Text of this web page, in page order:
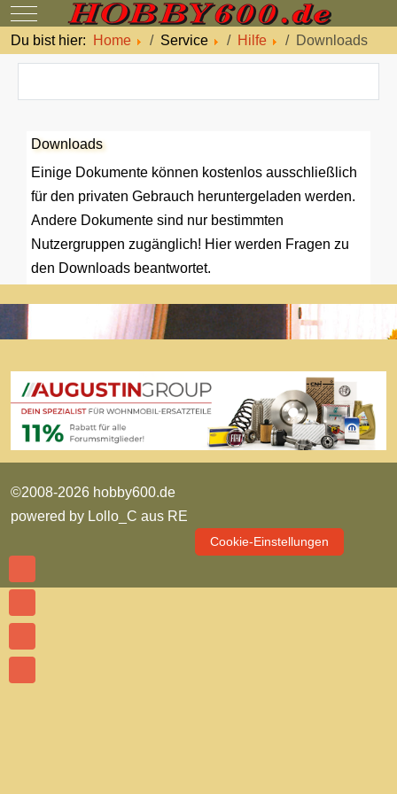
Mobile Menu Toggle
Du bist hier:
Home Service Hilfe Downloads
Downloads
Einige Dokumente können kostenlos ausschließlich
für den privaten Gebrauch heruntergeladen werden.
Andere Dokumente sind nur bestimmten
Nutzergruppen zugänglich! Hier werden Fragen zu
den Downloads beantwortet.
©2008-2026 hobby600.de
powered by Lollo_C aus RE
Cookie-Einstellungen